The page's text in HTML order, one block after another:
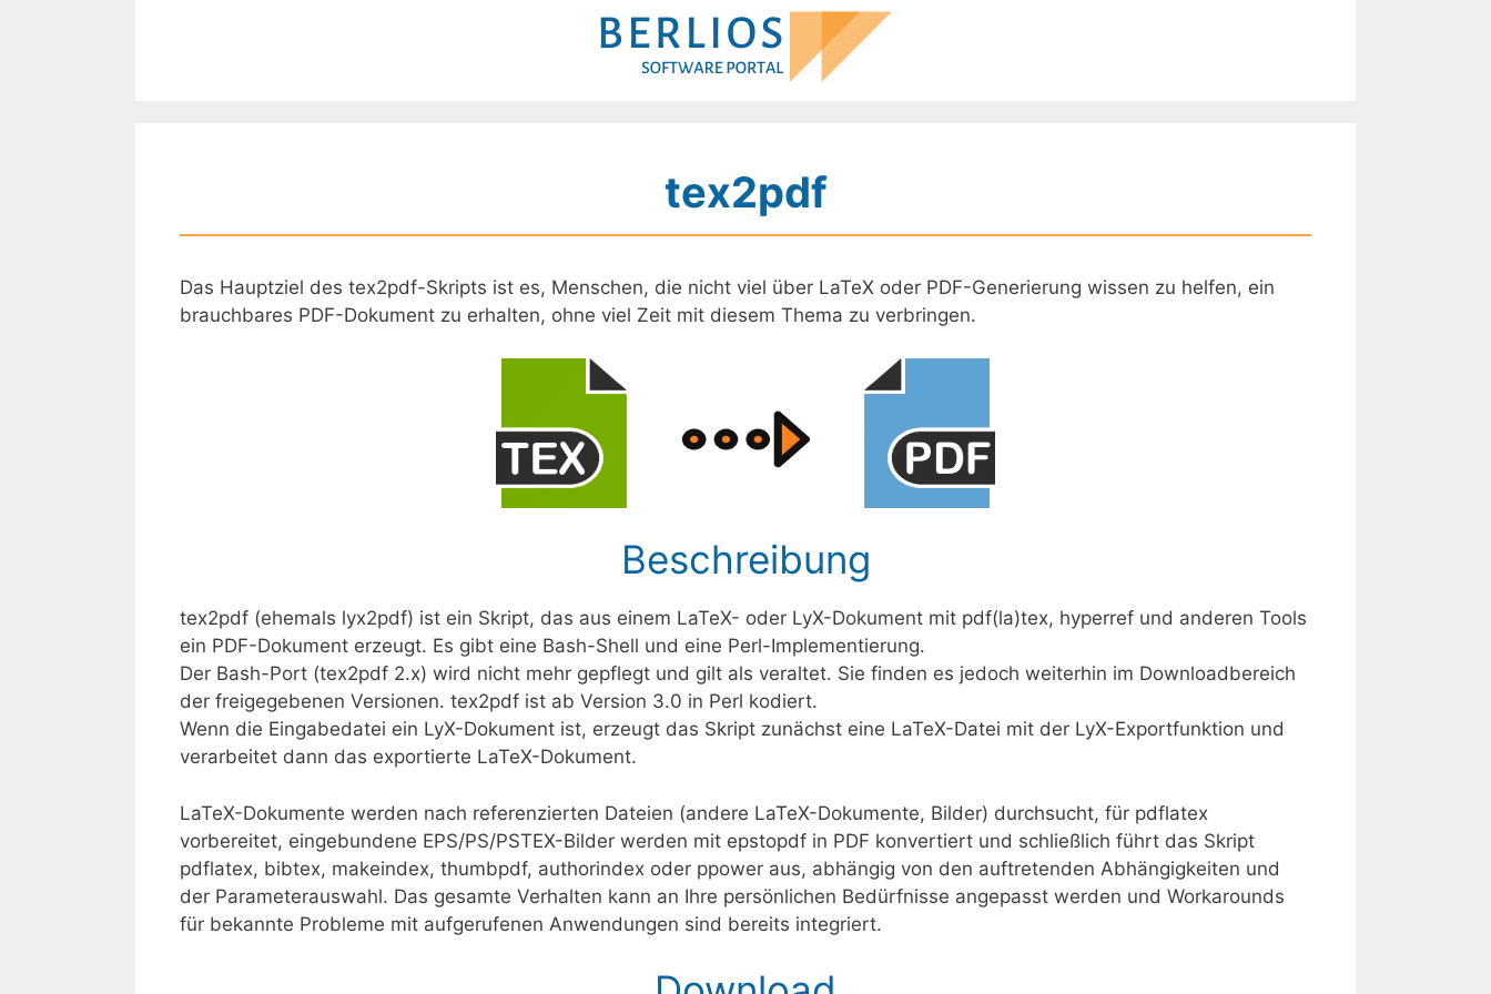
tex2pdf
Das Hauptziel des tex2pdf-Skripts ist es, Menschen, die nicht viel über LaTeX oder PDF-Generierung wissen zu helfen, ein
brauchbares PDF-Dokument zu erhalten, ohne viel Zeit mit diesem Thema zu verbringen.
Beschreibung
tex2pdf (ehemals lyx2pdf) ist ein Skript, das aus einem LaTeX- oder LyX-Dokument mit pdf(la)tex, hyperref und anderen Tools
ein PDF-Dokument erzeugt. Es gibt eine Bash-Shell und eine Perl-Implementierung.
Der Bash-Port (tex2pdf 2.x) wird nicht mehr gepflegt und gilt als veraltet. Sie finden es jedoch weiterhin im Downloadbereich
der freigegebenen Versionen. tex2pdf ist ab Version 3.0 in Perl kodiert.
Wenn die Eingabedatei ein LyX-Dokument ist, erzeugt das Skript zunächst eine LaTeX-Datei mit der LyX-Exportfunktion und
verarbeitet dann das exportierte LaTeX-Dokument.
LaTeX-Dokumente werden nach referenzierten Dateien (andere LaTeX-Dokumente, Bilder) durchsucht, für pdflatex
vorbereitet, eingebundene EPS/PS/PSTEX-Bilder werden mit epstopdf in PDF konvertiert und schließlich führt das Skript
pdflatex, bibtex, makeindex, thumbpdf, authorindex oder ppower aus, abhängig von den auftretenden Abhängigkeiten und
der Parameterauswahl. Das gesamte Verhalten kann an Ihre persönlichen Bedürfnisse angepasst werden und Workarounds
für bekannte Probleme mit aufgerufenen Anwendungen sind bereits integriert.